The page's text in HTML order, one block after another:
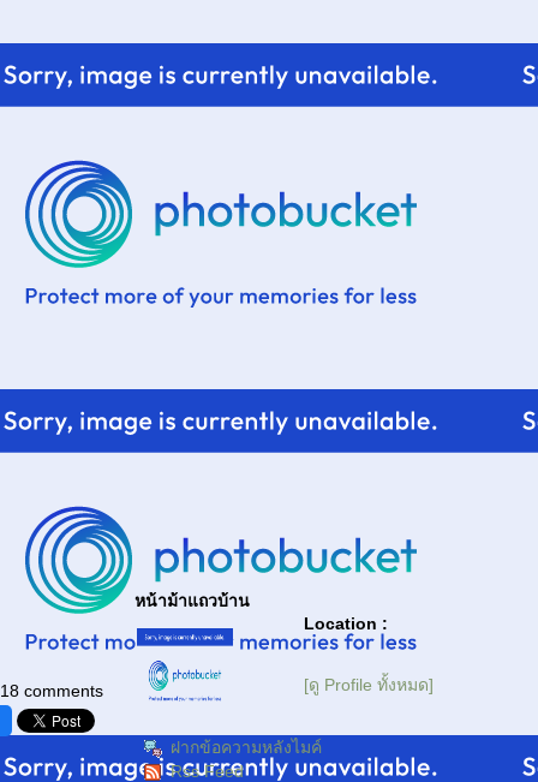
18 comments
หน้าม้าแถวบ้าน
Location :
[ดู Profile ทั้งหมด]
ฝากข้อความหลังไมค์
Rss Feed